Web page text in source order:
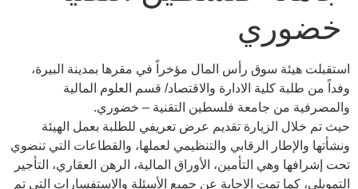
خضوري
استقبلت هيئة سوق رأس المال مؤخراً في مقرها بمدينة البيرة،
وفداً من طلبة كلية الادارة والاقتصاد/ قسم العلوم المالية
والمصرفية من جامعة فلسطين التقنية – خضوري.
حيث تم خلال الزيارة تقديم عرض تعريفي للطلبة بعمل الهيئة
ونشأتها والإطار الرقابي والتنظيمي لعملها، والقطاعات التي تنضوي
تحت إشرافها وهي التأمين، الأوراق المالية، الرهن العقاري، التأجير
التمويلي، كما تمت الاجابة عن جميع الأسئلة والاستفسارات التي تم